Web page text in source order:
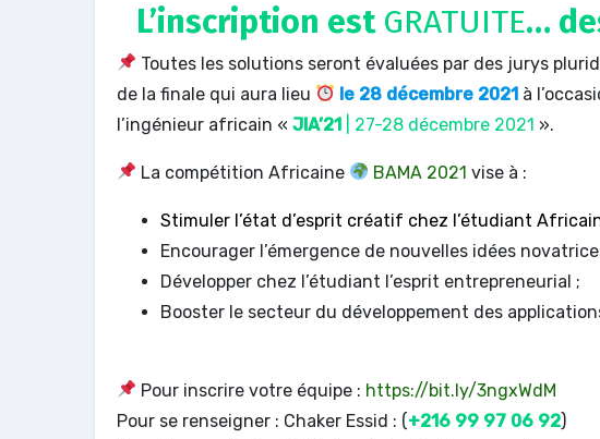
L’inscription est GRATUITE…
Toutes les solutions seront évaluées par des jurys
de la finale qui aura lieu
le 28 décembre 2021 à
l’ingénieur africain « JIA’21 | 27-28 décembre 2021 ».
La compétition Africaine BAMA 2021 vise à :
Stimuler l’état d’esprit créatif chez l’étudiant
Encourager l’émergence de nouvelles idées
Développer chez l’étudiant l’esprit entrepreneurial ;
Booster le secteur du développement des
Pour inscrire votre équipe : https://bit.ly/3ngxWdM
Pour se renseigner : Chaker Essid : (+216 99 97 06 92)